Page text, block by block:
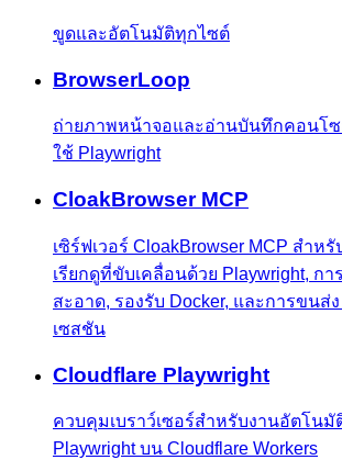
ขูดและอัตโนมัติทุกไซต์
BrowserLoop
ถ่ายภาพหน้าจอและอ่านบันทึกคอนโซ
ใช้ Playwright
CloakBrowser MCP
เซิร์ฟเวอร์ CloakBrowser MCP สำหรั
เรียกดูที่ขับเคลื่อนด้วย Playwright, กา
สะอาด, รองรับ Docker, และการขนส่
เซสชัน
Cloudflare Playwright
ควบคุมเบราว์เซอร์สำหรับงานอัตโนมั
Playwright บน Cloudflare Workers